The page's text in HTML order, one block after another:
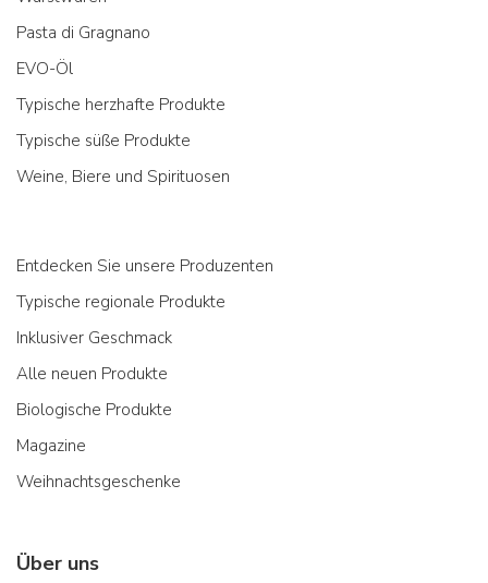
Pasta di Gragnano
EVO-Öl
Typische herzhafte Produkte
Typische süße Produkte
Weine, Biere und Spirituosen
Entdecken Sie unsere Produzenten
Typische regionale Produkte
Inklusiver Geschmack
Alle neuen Produkte
Biologische Produkte
Magazine
Weihnachtsgeschenke
Über uns